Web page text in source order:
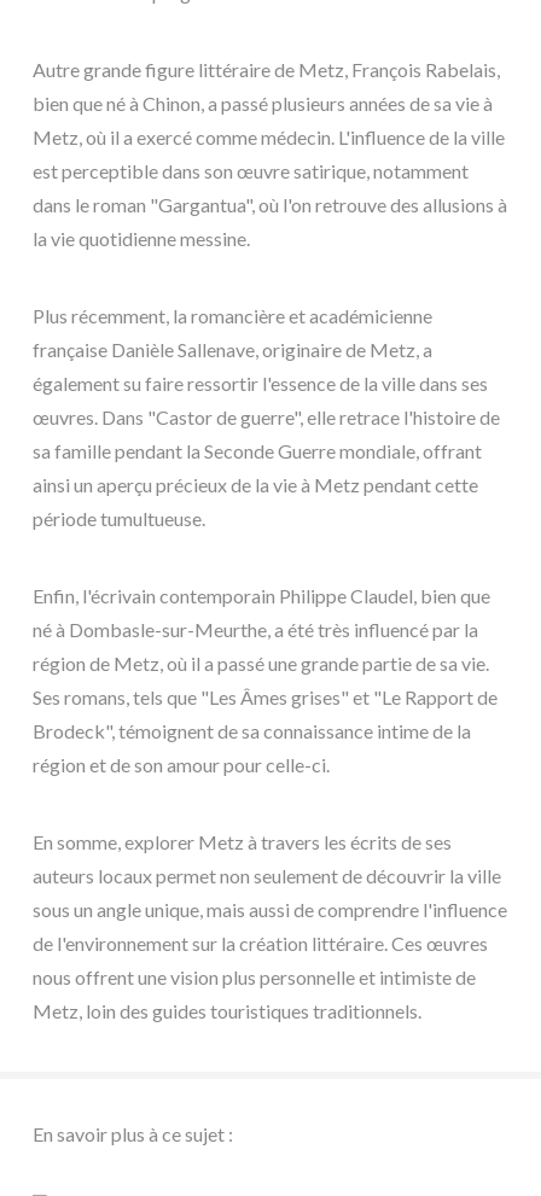
Autre grande figure littéraire de Metz, François Rabelais,
bien que né à Chinon, a passé plusieurs années de sa vie à
Metz, où il a exercé comme médecin. L'influence de la ville
est perceptible dans son œuvre satirique, notamment
dans le roman "Gargantua", où l'on retrouve des allusions à
la vie quotidienne messine.
Plus récemment, la romancière et académicienne
française Danièle Sallenave, originaire de Metz, a
également su faire ressortir l'essence de la ville dans ses
œuvres. Dans "Castor de guerre", elle retrace l'histoire de
sa famille pendant la Seconde Guerre mondiale, offrant
ainsi un aperçu précieux de la vie à Metz pendant cette
période tumultueuse.
Enfin, l'écrivain contemporain Philippe Claudel, bien que
né à Dombasle-sur-Meurthe, a été très influencé par la
région de Metz, où il a passé une grande partie de sa vie.
Ses romans, tels que "Les Âmes grises" et "Le Rapport de
Brodeck", témoignent de sa connaissance intime de la
région et de son amour pour celle-ci.
En somme, explorer Metz à travers les écrits de ses
auteurs locaux permet non seulement de découvrir la ville
sous un angle unique, mais aussi de comprendre l'influence
de l'environnement sur la création littéraire. Ces œuvres
nous offrent une vision plus personnelle et intimiste de
Metz, loin des guides touristiques traditionnels.
En savoir plus à ce sujet :